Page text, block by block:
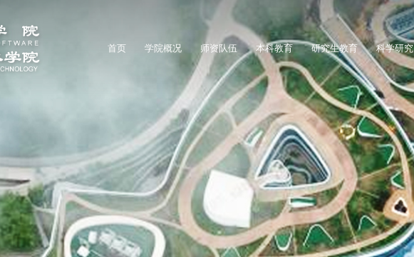
首页 学院概况 师资队伍 本科教育 研究生教育 科学研究